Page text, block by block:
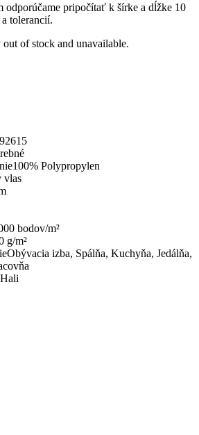
odporúčame pripočítať k šírke a dĺžke 10
tolerancií.
of stock and unavailable.
100% Polypropylen
vlas
bodov/m²
g/m²
Obývacia izba, Spálňa, Kuchyňa, Jedálňa,